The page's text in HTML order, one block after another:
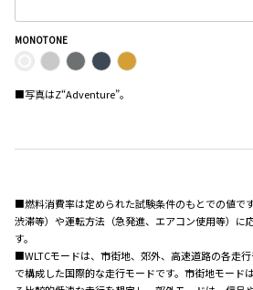
MONOTONE
■写真はZ“Adventure”。
■燃料消費率は定められた試験条件のもとでの値で
渋滞等）や運転方法（急発進、エアコン使用等）に
す。
■WLTCモードは、市街地、郊外、高速道路の各走
で構成した国際的な走行モードです。市街地モード